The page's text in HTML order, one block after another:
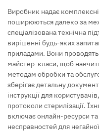
Виробник надає комплексні
поширюються далеко за
спеціалізована технічна
вирішенні будь-яких
приладами. Вони проводять
майстер-класи, щоб
методам обробки та
зберігає детальну
інструкції для
протоколи стерилізації.
включає онлайн-ресурси
несправностей для